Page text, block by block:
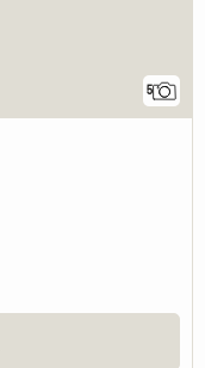
5